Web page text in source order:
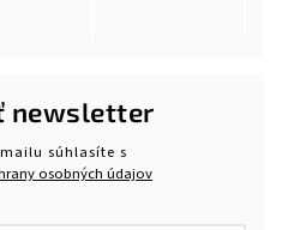
newsletter
súhlasíte s
osobných údajov